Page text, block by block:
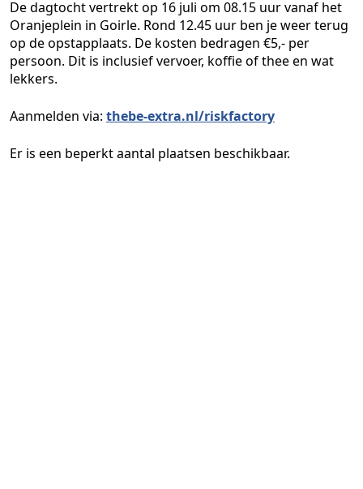
De dagtocht vertrekt op 16 juli om 08.15 uur vanaf het
Oranjeplein in Goirle. Rond 12.45 uur ben je weer terug
op de opstapplaats. De kosten bedragen €5,- per
persoon. Dit is inclusief vervoer, koffie of thee en wat
lekkers.
Aanmelden via: thebe-extra.nl/riskfactory
Er is een beperkt aantal plaatsen beschikbaar.